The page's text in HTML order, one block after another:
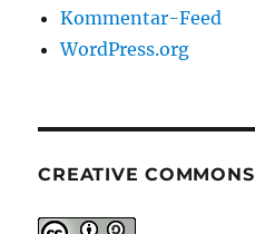
Kommentar-Feed
WordPress.org
CREATIVE COMMONS